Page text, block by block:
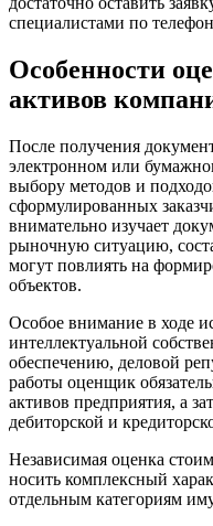
специалистами по
Особенности
активов
После получения
электронном или
выбору методов и
сформулированных
внимательно изучает
рыночную ситуацию,
могут повлиять на
объектов.
Особое внимание в ходе
интеллектуальной
обеспечению, деловой
работы оценщик
активов предприятия, а
дебиторской и
Независимая оценка
носить комплексный
отдельным категориям
Жуковский
Заводоуковск
Заозерный
Зарайск
Заречный
Заринск
Звенигород
Зеленоград
Зея
Златоуст
Иваново
Ивантеевка
Ижевск
Изобильный
Ипатово
Иркутск